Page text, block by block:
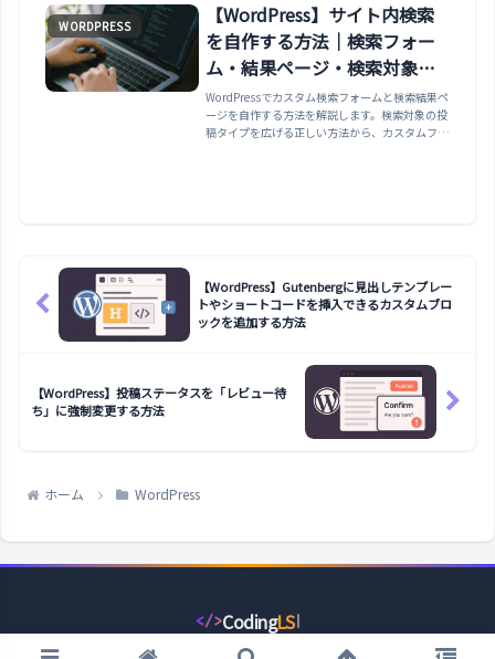
WORDPRESS
【WordPress】サイト内検索
を自作する方法｜検索フォー
ム・結果ページ・検索対象の
拡張
WordPressでカスタム検索フォームと検索結果ペ
ージを自作する方法を解説します。検索対象の投
稿タイプを広げる正しい方法から、カスタムフィ
【WordPress】Gutenbergに見出しテンプレー
トやショートコードを挿入できるカスタムブロ
ックを追加する方法
【WordPress】投稿ステータスを「レビュー待
ち」に強制変更する方法
ホーム WordPress
</>CodingLS
コ